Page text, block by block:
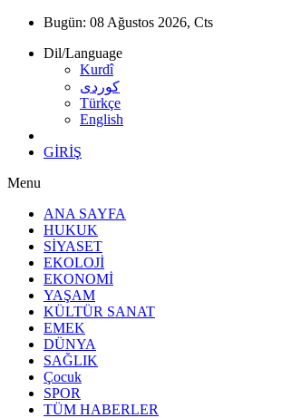
Bugün: 08 Ağustos 2026, Cts
Dil/Language
Kurdî
كوردى
Türkçe
English
GİRİŞ
Menu
ANA SAYFA
HUKUK
SİYASET
EKOLOJİ
EKONOMİ
YAŞAM
KÜLTÜR SANAT
EMEK
DÜNYA
SAĞLIK
Çocuk
SPOR
TÜM HABERLER